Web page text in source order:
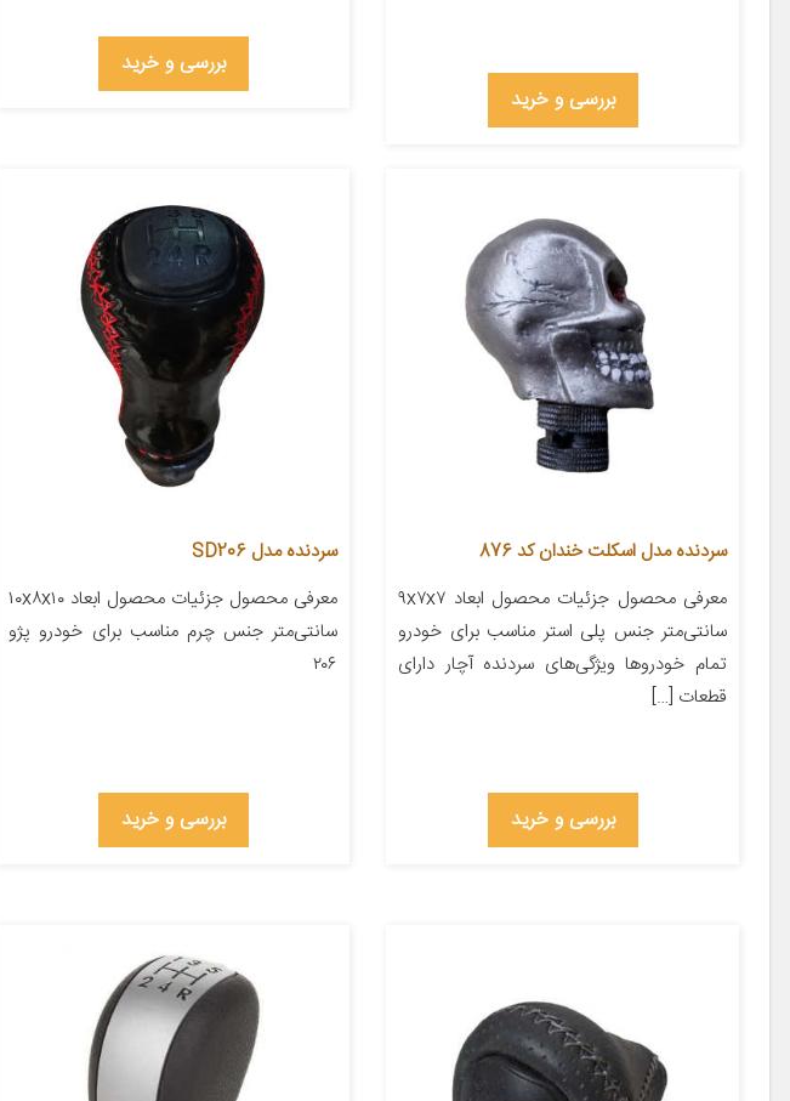
بررسی و خرید
بررسی و خرید
سردنده مدل اسکلت خندان کد 876
معرفی محصول جزئیات محصول ابعاد ۹x۷x۷
سانتی‌متر جنس پلی استر مناسب برای خودرو
تمام خودروها ویژگی‌های سردنده آچار دارای
قطعات […]
بررسی و خرید
سردنده مدل SD206
معرفی محصول جزئیات محصول ابعاد ۱۰x۸x۱۰
سانتی‌متر جنس چرم مناسب برای خودرو پژو
۲۰۶
بررسی و خرید